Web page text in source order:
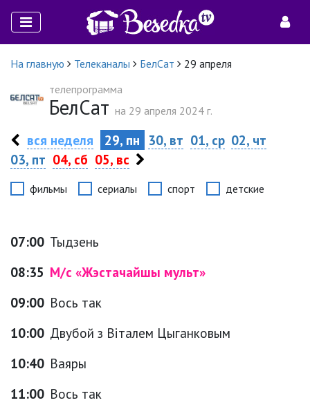
На главную Телеканалы БелСат
29 апреля
телепрограмма
БелСат на 29 апреля 2024 г.
вся неделя 29, пн 30, вт 01, ср 02, чт
03, пт 04, сб 05, вс
фильмы сериалы спорт детские
07:00 Тыдзень
08:35 М/с «Жэстачайшы мульт»
09:00 Вось так
10:00 Двубой з Віталем Цыганковым
10:40 Ваяры
11:00 Вось так